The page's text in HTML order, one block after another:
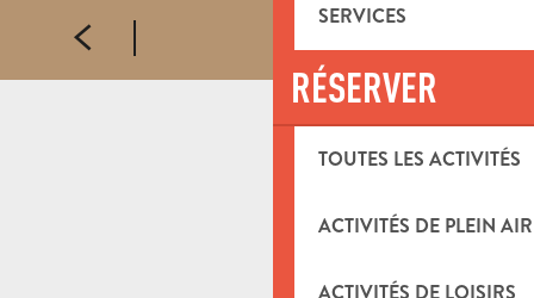
SERVICES
RÉSERVER
TOUTES LES ACTIVITÉS
ACTIVITÉS DE PLEIN AIR
Le bois des lutins
Centre Tout Terrain JMO
L'Antre 2 Lames - Bar Médiéval Aubagne